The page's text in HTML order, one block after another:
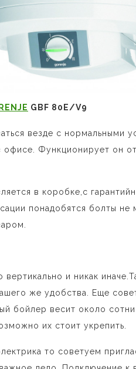
GBF 80E/V9
везде с нормальными
Функционирует он
в коробке,с
понадобятся болты
и никак
же удобства. Еще
бойлер весит около
их стоит укрепить.
то советуем